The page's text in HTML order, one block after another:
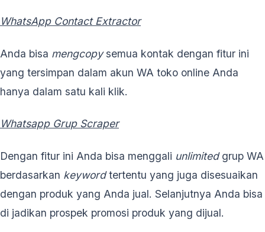
WhatsApp Contact Extractor
Anda bisa mengcopysemua kontak dengan fitur ini
yang tersimpan dalam akun WA toko online Anda
hanya dalam satu kali klik.
Whatsapp Grup Scraper
Dengan fitur ini Anda bisa menggali unlimitedgrup WA
berdasarkan keywordtertentu yang juga disesuaikan
dengan produk yang Anda jual. Selanjutnya Anda bisa
di jadikan prospek promosi produk yang dijual.